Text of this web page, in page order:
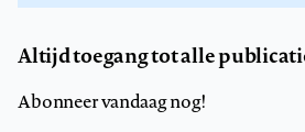
Altijd toegang tot alle
Abonneer vandaag nog!